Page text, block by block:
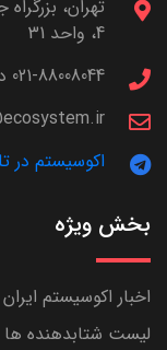
4، واحد 31
021-88008044 داخلی 4
اکوسیستم در
بخش ویژه
اخبار اکوسیستم ایران
لیست شتابدهنده ها